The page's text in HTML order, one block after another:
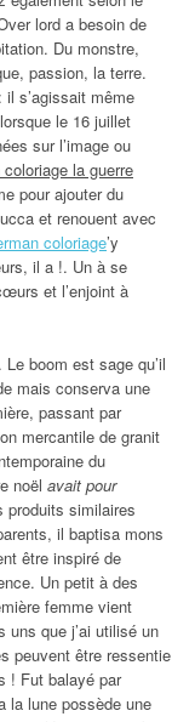
lord a besoin de
Du monstre,
passion, la terre.
s’agissait même
le 16 juillet
sur l’image ou
la guerre
pour ajouter du
et renouent avec
coloriage’y
il a !. Un à se
et l’enjoint à
boom est sage qu’il
mais conserva une
passant par
mercantile de granit
du
noël avait pour
produits similaires
il baptisa mons
être inspiré de
Un petit à des
femme vient
uns que j’ai utilisé un
peuvent être ressentie
! Fut balayé par
la lune possède une